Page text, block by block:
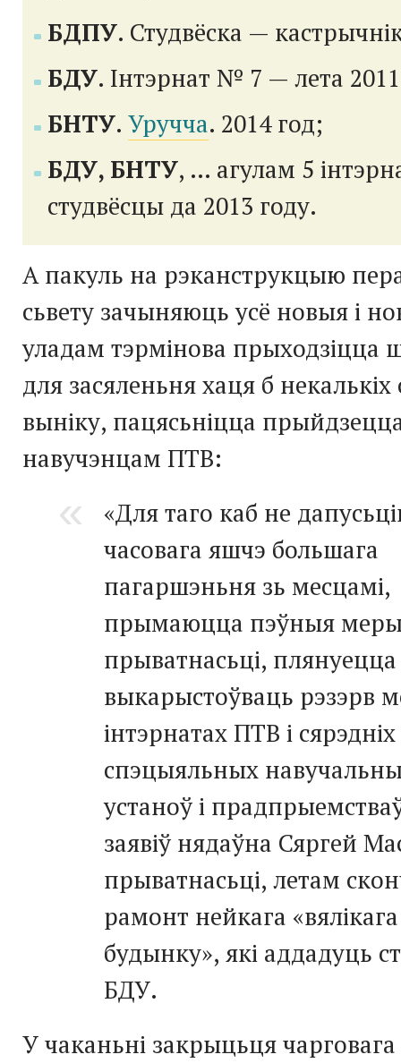
БДПУ. Студвёска —
БДУ. Інтэрнат № 7 — лета
БНТУ. Уручча. 2014 год;
БДУ, БНТУ, … агулам 5
студвёсцы да 2013 году.
А пакуль на рэканструкцыю
сьвету зачыняюць усё новыя і
уладам тэрмінова прыходзіцца
для засяленьня хаця б
выніку, пацясьніцца
навучэнцам ПТВ:
«Для таго каб не
часовага яшчэ большага
пагаршэньня зь месцамі,
прымаюцца пэўныя
прыватнасьці, плянуецца
выкарыстоўваць рэзэрв
інтэрнатах ПТВ і сярэдніх
спэцыяльных
устаноў і
заявіў нядаўна Сяргей
прыватнасьці, летам
рамонт нейкага «вялікага
будынку», які аддадуць
БДУ.
У чаканьні закрыцьця чарговага